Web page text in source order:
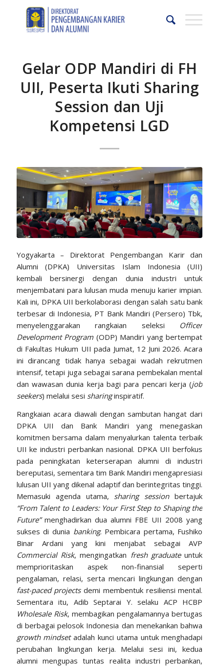
Gelar ODP Mandiri di FH
UII, Peserta Ikuti Sharing
Session dan Uji
Kompetensi LGD
Yogyakarta – Direktorat Pengembangan Karir dan
Alumni (DPKA) Universitas Islam Indonesia (UII)
kembali bersinergi dengan dunia industri untuk
menjembatani para lulusan muda menuju karier impian.
Kali ini, DPKA UII berkolaborasi dengan salah satu bank
terbesar di Indonesia, PT Bank Mandiri (Persero) Tbk,
menyelenggarakan rangkaian seleksi Officer
Development Program (ODP) Mandiri yang bertempat
di Fakultas Hukum UII pada Jumat, 12 Juni 2026. Acara
ini dirancang tidak hanya sebagai wadah rekrutmen
intensif, tetapi juga sebagai sarana pembekalan mental
dan wawasan dunia kerja bagi para pencari kerja (job
seekers) melalui sesi sharinginspiratif.
Rangkaian acara diawali dengan sambutan hangat dari
DPKA UII dan Bank Mandiri yang menegaskan
komitmen bersama dalam menyalurkan talenta terbaik
UII ke industri perbankan nasional. DPKA UII berfokus
pada peningkatan keterserapan alumni di industri
bereputasi, sementara tim Bank Mandiri mengapresiasi
lulusan UII yang dikenal adaptif dan berintegritas tinggi.
Memasuki agenda utama, sharing sessionbertajuk
“From Talent to Leaders: Your First Step to Shaping the
Future”menghadirkan dua alumni FBE UII 2008 yang
sukses di dunia banking. Pembicara pertama, Fushiko
Binar Ardani yang kini menjabat sebagai AVP
Commercial Risk, mengingatkan fresh graduateuntuk
memprioritaskan aspek non-finansial seperti
pengalaman, relasi, serta mencari lingkungan dengan
fast-paced projectsdemi membentuk resiliensi mental.
Sementara itu, Adib Septarai Y. selaku ACP HCBP
Wholesale Risk, membagikan pengalamannya bertugas
di berbagai pelosok Indonesia dan menekankan bahwa
growth mindsetadalah kunci utama untuk menghadapi
perubahan lingkungan kerja. Melalui sesi ini, kedua
alumni mengupas tuntas realita industri perbankan,